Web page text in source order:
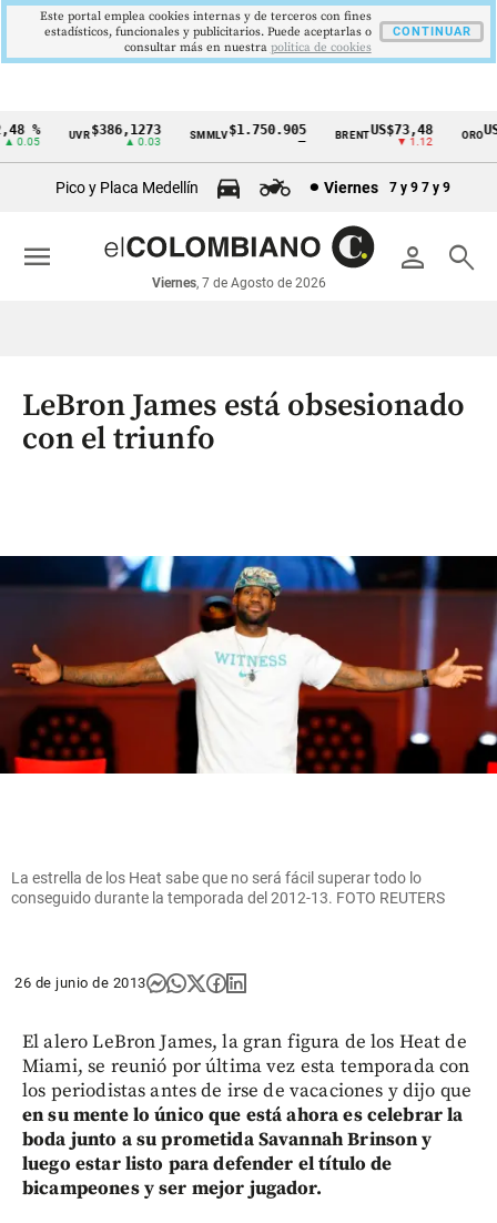
Cintillo
económicos
Colombia
% UVR$386,1273
▲ 0.03
SMMLV$1.750.905 BRENT US$73,48
▼ 1.12
ORO
Pico y Placa Medellín Viernes 7 y 9 7 y 9
person search
Viernes, 7 de Agosto de 2026
menu
LeBron James está obsesionado
con el triunfo
La estrella de los Heat sabe que no será fácil superar todo lo
conseguido durante la temporada del 2012-13. FOTO REUTERS
26 de junio de 2013
El alero LeBron James, la gran figura de los Heat de
Miami, se reunió por última vez esta temporada con
los periodistas antes de irse de vacaciones y dijo que
en su mente lo único que está ahora es celebrar la
boda junto a su prometida Savannah Brinson y
luego estar listo para defender el título de
bicampeones y ser mejor jugador.
Este portal emplea cookies internas y de terceros con fines
estadísticos, funcionales y publicitarios. Puede aceptarlas o
consultar más en nuestra politica de cookies
CONTINUAR